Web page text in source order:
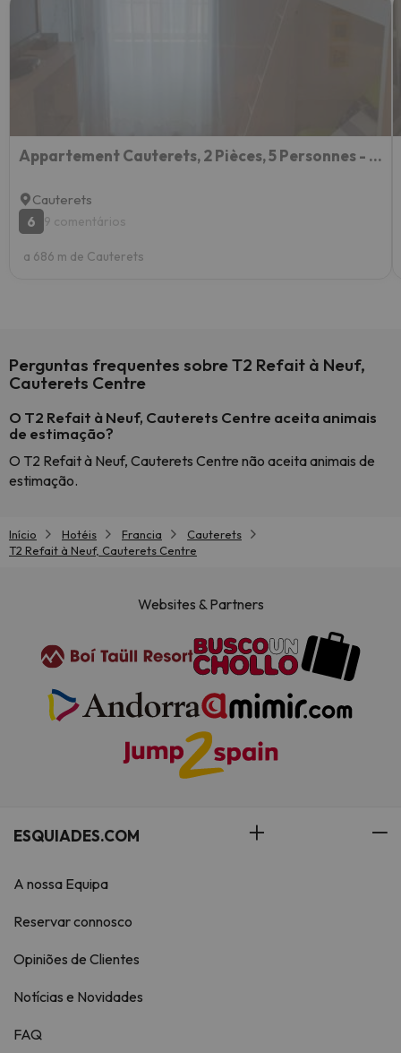
Appartement Cauterets, 2 Pièces, 5 Personnes - Fr-1-234-237
Cauterets
6
9 comentários
a 686 m de Cauterets
Perguntas frequentes sobre T2 Refait à Neuf,
Cauterets Centre
O T2 Refait à Neuf, Cauterets Centre aceita animais
de estimação?
O T2 Refait à Neuf, Cauterets Centre não aceita animais de
estimação.
Início Hotéis Francia
Cauterets
T2 Refait à Neuf, Cauterets Centre
Websites & Partners
ESQUIADES.COM
A nossa Equipa
Reservar connosco
Opiniões de Clientes
Notícias e Novidades
FAQ